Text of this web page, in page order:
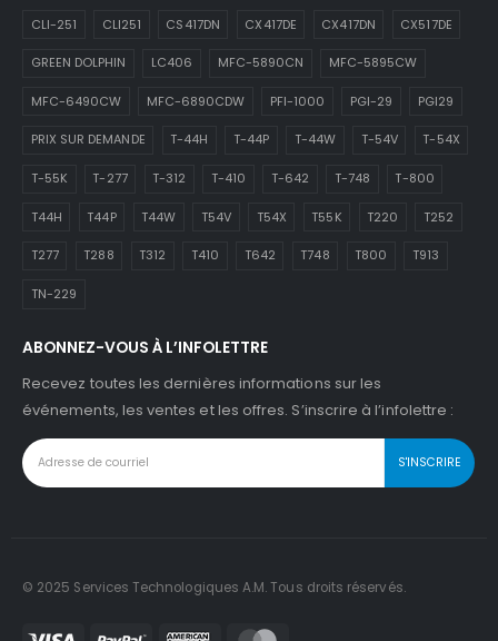
CLI-251 CLI251 CS417DN CX417DE CX417DN CX517DE
GREEN DOLPHIN LC406 MFC-5890CN MFC-5895CW
MFC-6490CW MFC-6890CDW PFI-1000 PGI-29 PGI29
PRIX SUR DEMANDE T-44H T-44P T-44W T-54V T-54X
T-55K T-277 T-312 T-410 T-642 T-748 T-800
T44H T44P T44W T54V T54X T55K T220 T252
T277 T288 T312 T410 T642 T748 T800 T913
TN-229
ABONNEZ-VOUS À L’INFOLETTRE
Recevez toutes les dernières informations sur les
événements, les ventes et les offres. S’inscrire à l’infolettre :
© 2025 Services Technologiques A.M. Tous droits réservés.